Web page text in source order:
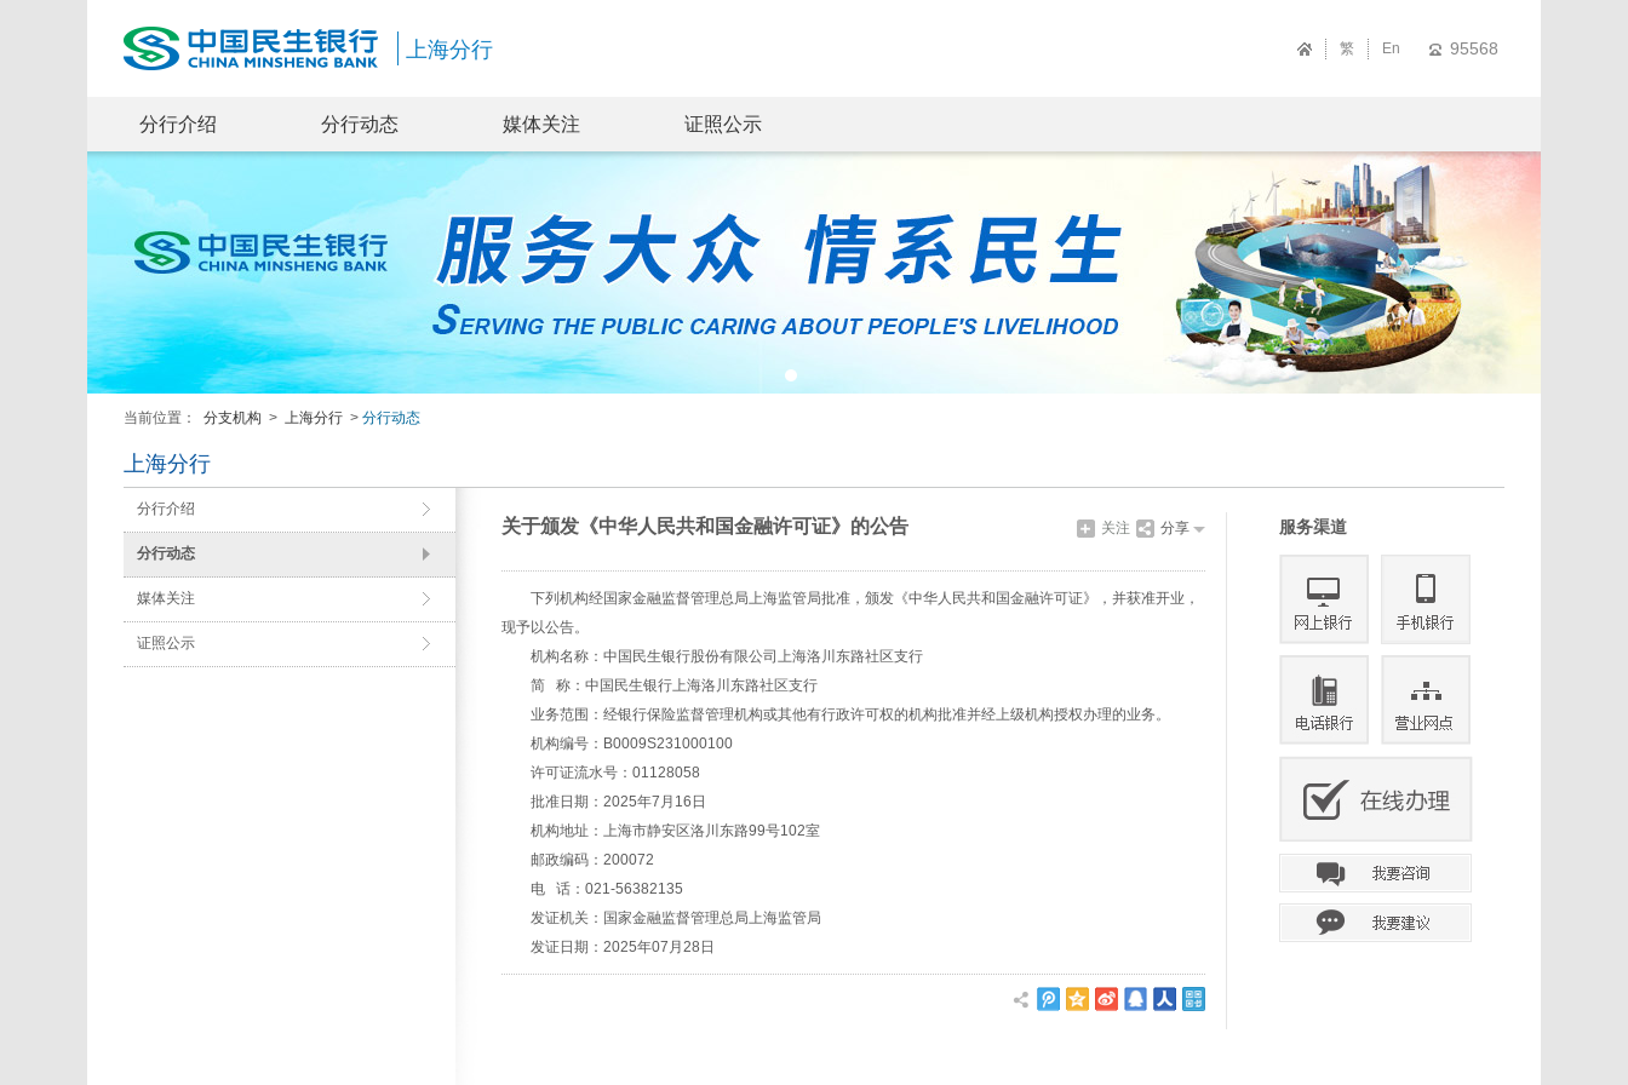
繁 En 95568
上海分行
分行介绍 分行动态 媒体关注 证照公示
当前位置： 分支机构 > 上海分行 > 分行动态
上海分行
分行介绍
分行动态
媒体关注
证照公示
关于颁发《中华人民共和国金融许可证》的公告 分享
关注
下列机构经国家金融监督管理总局上海监管局批准，颁发《中华人民共和国金融许可证》，并获准开业，
现予以公告。
机构名称：中国民生银行股份有限公司上海洛川东路社区支行
简 称：中国民生银行上海洛川东路社区支行
业务范围：经银行保险监督管理机构或其他有行政许可权的机构批准并经上级机构授权办理的业务。
机构编号：B0009S231000100
许可证流水号：01128058
批准日期：2025年7月16日
机构地址：上海市静安区洛川东路99号102室
邮政编码：200072
电 话：021-56382135
发证机关：国家金融监督管理总局上海监管局
发证日期：2025年07月28日
服务渠道